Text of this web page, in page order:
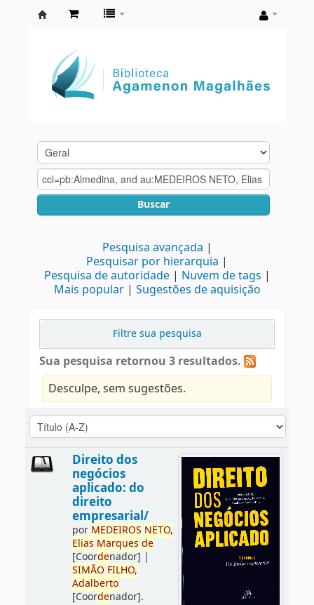
Agamenon
Magalhães
Buscar
Pesquisa avançada
Pesquisar por hierarquia
Pesquisa de autoridade
Nuvem de tags
Mais popular
Sugestões de aquisição
Filtre sua pesquisa
Sua pesquisa retornou 3 resultados.
Desculpe, sem sugestões.
Direito dos
negócios
aplicado: do
direito
empresarial/
por MEDEIROS NETO,
Elias Marques de
[Coordenador] |
SIMÃO FILHO,
Adalberto
[Coordenador].